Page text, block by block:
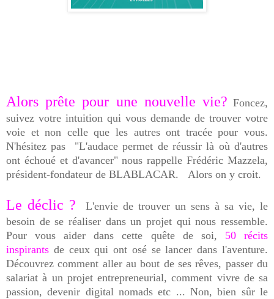
Alors prête pour une nouvelle vie? Foncez,
suivez votre intuition qui vous demande de trouver votre
voie et non celle que les autres ont tracée pour vous.
N'hésitez pas "L'audace permet de réussir là où d'autres
ont échoué et d'avancer" nous rappelle Frédéric Mazzela,
président-fondateur de BLABLACAR. Alors on y croit.
Le déclic ?
L'envie de trouver un sens à sa vie, le
besoin de se réaliser dans un projet qui nous ressemble.
Pour vous aider dans cette quête de soi, 50 récits
inspirants de ceux qui ont osé se lancer dans l'aventure.
Découvrez comment aller au bout de ses rêves, passer du
salariat à un projet entrepreneurial, comment vivre de sa
passion, devenir digital nomads etc ... Non, bien sûr le